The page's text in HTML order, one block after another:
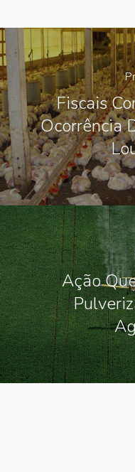
Fiscais
Ocorrência
Ação